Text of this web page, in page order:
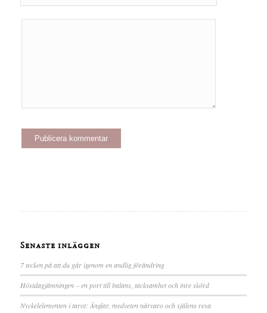
Senaste inläggen
7 tecken på att du går igenom en andlig förändring
Höstdagjämningen – en port till balans, tacksamhet och inre skörd
Nyckelelementen i tarot: Änglar, medveten närvaro och själens resa